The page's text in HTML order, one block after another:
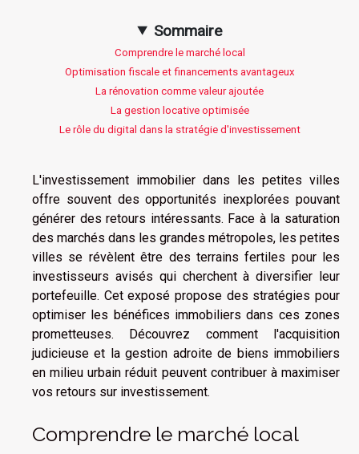
Sommaire
Comprendre le marché local
Optimisation fiscale et financements avantageux
La rénovation comme valeur ajoutée
La gestion locative optimisée
Le rôle du digital dans la stratégie d'investissement
L'investissement immobilier dans les petites villes
offre souvent des opportunités inexplorées pouvant
générer des retours intéressants. Face à la saturation
des marchés dans les grandes métropoles, les petites
villes se révèlent être des terrains fertiles pour les
investisseurs avisés qui cherchent à diversifier leur
portefeuille. Cet exposé propose des stratégies pour
optimiser les bénéfices immobiliers dans ces zones
prometteuses. Découvrez comment l'acquisition
judicieuse et la gestion adroite de biens immobiliers
en milieu urbain réduit peuvent contribuer à maximiser
vos retours sur investissement.
Comprendre le marché local